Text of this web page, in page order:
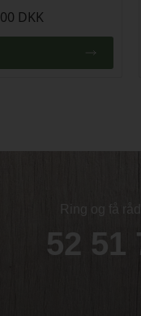
DKK
Ring og få
52 51